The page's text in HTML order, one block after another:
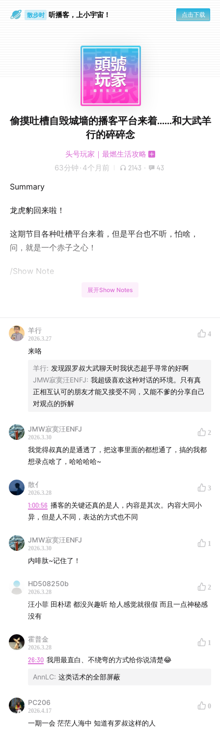
散步时 听播客，上小宇宙！ 点击下载
偷摸吐槽自毁城墙的播客平台来着......和大武羊
行的碎碎念
头号玩家｜最燃生活攻略
63分钟 · 4个月前 2143 · 43
Summary
龙虎豹回来啦！
这期节目各种吐槽平台来着，但是平台也不听，怕啥，
问，就是一个赤子之心！
/Show Note
播客两周年庆典：分享心路历程和好玩的故事！
挑战？
从网上红人到创业者的转变：王宁的成功之路解读
女性帆船运动员的环球大航海之旅：探寻帆船运动的
魅力！
自己的声音与快乐
成为播客界的话题人物：掌握跟随与流行的技巧
喜欢的播客：人设与真实生活的统一人格吸引力
讨
女性视角的电影影评：挑战主流播客平台的独立精神
52:25
播客：一个珍贵而治愈的形式，让你重新认识一个
真实、淋漓尽致的表达：播客带来的黄金生命体验
/Staff
展开Show Notes
羊行
2026.3.27
4
来咯
羊行: 发现跟罗叔大武聊天时我状态超乎寻常的好啊
JMW寂寞汪ENFJ: 我超级喜欢这种对话的环境。只有真
正相互认可的朋友才能又接受不同，又能不爹的分享自己
对观点的拆解
JMW寂寞汪ENFJ
2026.3.30
2
我觉得叔真的是通透了，把这事里面的都想通了，搞的我都
想录点啥了，哈哈哈哈~
散亻
2026.3.28
3
1:00:56 播客的关键还真的是人，内容是其次。内容大同小
异，但是人不同，表达的方式也不同
JMW寂寞汪ENFJ
2026.3.30
1
内啡肽~记住了！
HD508250b
2026.3.28
2
汪小菲 田朴珺 都没兴趣听 给人感觉就很假 而且一点神秘感
没有
霍普金
2026.3.28
1
26:30 我用最直白、不绕弯的方式给你说清楚😂
AnnLC: 这类话术的全部屏蔽
PC206
2026.4.17
0
一期一会 茫茫人海中 知道有罗叔这样的人